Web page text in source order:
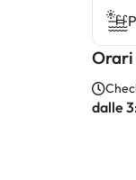
Orari
dalle